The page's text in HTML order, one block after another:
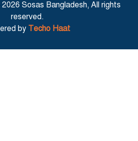
2026 Sosas Bangladesh, All rights
reserved.
by Techo Haat